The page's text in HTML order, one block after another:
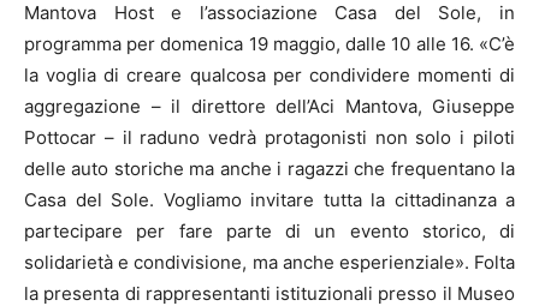
Mantova Host e l’associazione Casa del Sole, in
programma per domenica 19 maggio, dalle 10 alle 16. «C’è
la voglia di creare qualcosa per condividere momenti di
aggregazione – il direttore dell’Aci Mantova, Giuseppe
Pottocar – il raduno vedrà protagonisti non solo i piloti
delle auto storiche ma anche i ragazzi che frequentano la
Casa del Sole. Vogliamo invitare tutta la cittadinanza a
partecipare per fare parte di un evento storico, di
solidarietà e condivisione, ma anche esperienziale». Folta
la presenta di rappresentanti istituzionali presso il Museo